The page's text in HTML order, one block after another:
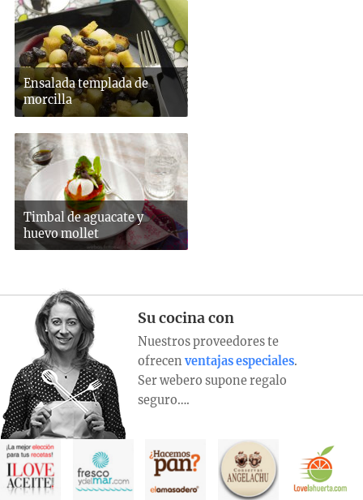
Ensalada templada de
morcilla
Timbal de aguacate y
huevo mollet
Su cocina con
Nuestros proveedores te
ofrecen ventajas especiales.
Ser webero supone regalo
seguro….